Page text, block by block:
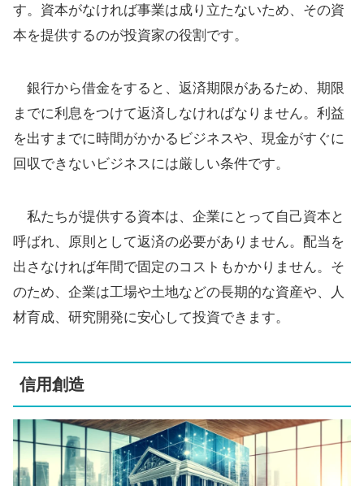
す。資本がなければ事業は成り立たないため、その資
本を提供するのが投資家の役割です。
銀行から借金をすると、返済期限があるため、期限
までに利息をつけて返済しなければなりません。利益
を出すまでに時間がかかるビジネスや、現金がすぐに
回収できないビジネスには厳しい条件です。
私たちが提供する資本は、企業にとって自己資本と
呼ばれ、原則として返済の必要がありません。配当を
出さなければ年間で固定のコストもかかりません。そ
のため、企業は工場や土地などの長期的な資産や、人
材育成、研究開発に安心して投資できます。
信用創造